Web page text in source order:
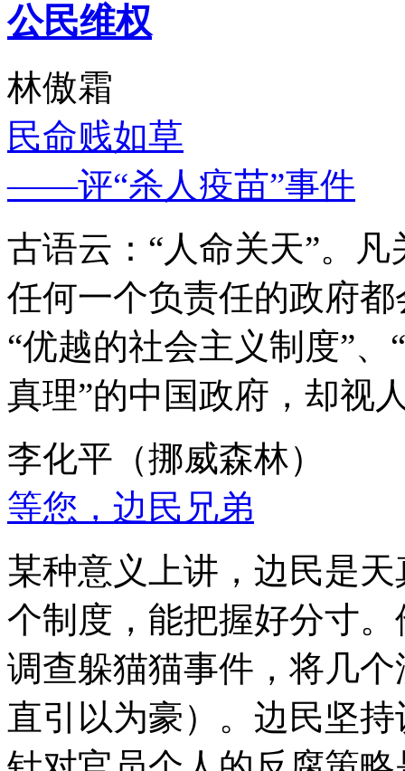
公民维权
林傲霜
民命贱如草
——评“杀人疫苗”事件
古语云：“人命关天”。
任何一个负责任的政府
“优越的社会主义制度”
真理”的中国政府，却视
李化平（挪威森林）
等您，边民兄弟
某种意义上讲，边民是
个制度，能把握好分寸
调查躲猫猫事件，将几
直引以为豪）。边民坚